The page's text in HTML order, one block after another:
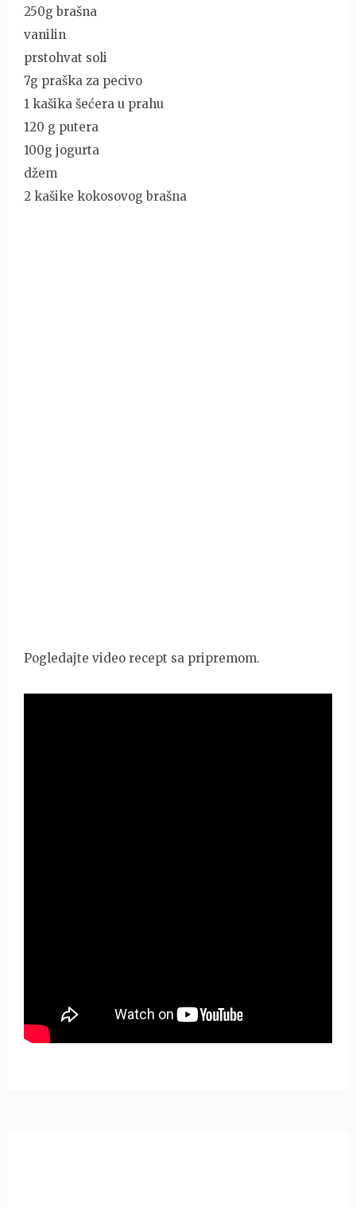
250g brašna
vanilin
prstohvat soli
7g praška za pecivo
1 kašika šećera u prahu
120 g putera
100g jogurta
džem
2 kašike kokosovog brašna
Pogledajte video recept sa pripremom.